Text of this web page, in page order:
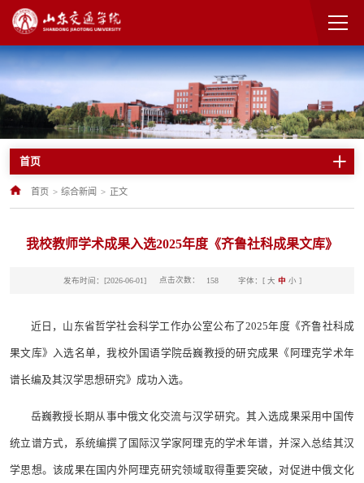
首页
首页 > 综合新闻 > 正文
我校教师学术成果入选2025年度《齐鲁社科成果文库》
发布时间：[2026-06-01] 点击次数： 158 字体：[ 大 中 小]
近日，山东省哲学社会科学工作办公室公布了2025年度《齐鲁社科成
果文库》入选名单，我校外国语学院岳巍教授的研究成果《阿理克学术年
谱长编及其汉学思想研究》成功入选。
岳巍教授长期从事中俄文化交流与汉学研究。其入选成果采用中国传
统立谱方式，系统编撰了国际汉学家阿理克的学术年谱，并深入总结其汉
学思想。该成果在国内外阿理克研究领域取得重要突破，对促进中俄文化